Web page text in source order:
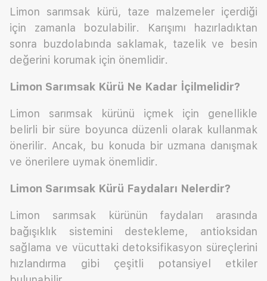
Limon sarımsak kürü, taze malzemeler içerdiği
için zamanla bozulabilir. Karışımı hazırladıktan
sonra buzdolabında saklamak, tazelik ve besin
değerini korumak için önemlidir.
Limon Sarımsak Kürü Ne Kadar İçilmelidir?
Limon sarımsak kürünü içmek için genellikle
belirli bir süre boyunca düzenli olarak kullanmak
önerilir. Ancak, bu konuda bir uzmana danışmak
ve önerilere uymak önemlidir.
Limon Sarımsak Kürü Faydaları Nelerdir?
Limon sarımsak kürünün faydaları arasında
bağışıklık sistemini destekleme, antioksidan
sağlama ve vücuttaki detoksifikasyon süreçlerini
hızlandırma gibi çeşitli potansiyel etkiler